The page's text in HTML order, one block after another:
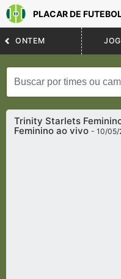
PLACAR DE
ONTEM
Trinity Starlets
Feminino ao vivo- 10/05/